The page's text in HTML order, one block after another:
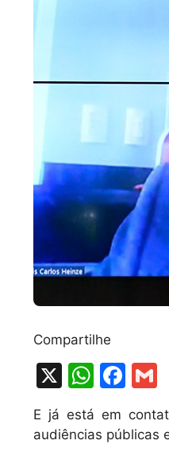
Compartilhe
X
W
at
F
c
E já está em
audiências públicas